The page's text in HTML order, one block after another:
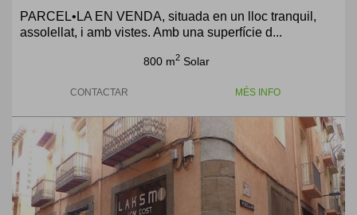
PARCEL•LA EN VENDA, situada en un lloc tranquil,
assolellat, i amb vistes. Amb una superfície d...
800 m2 Solar
CONTACTAR MÉS INFO
Previous Next